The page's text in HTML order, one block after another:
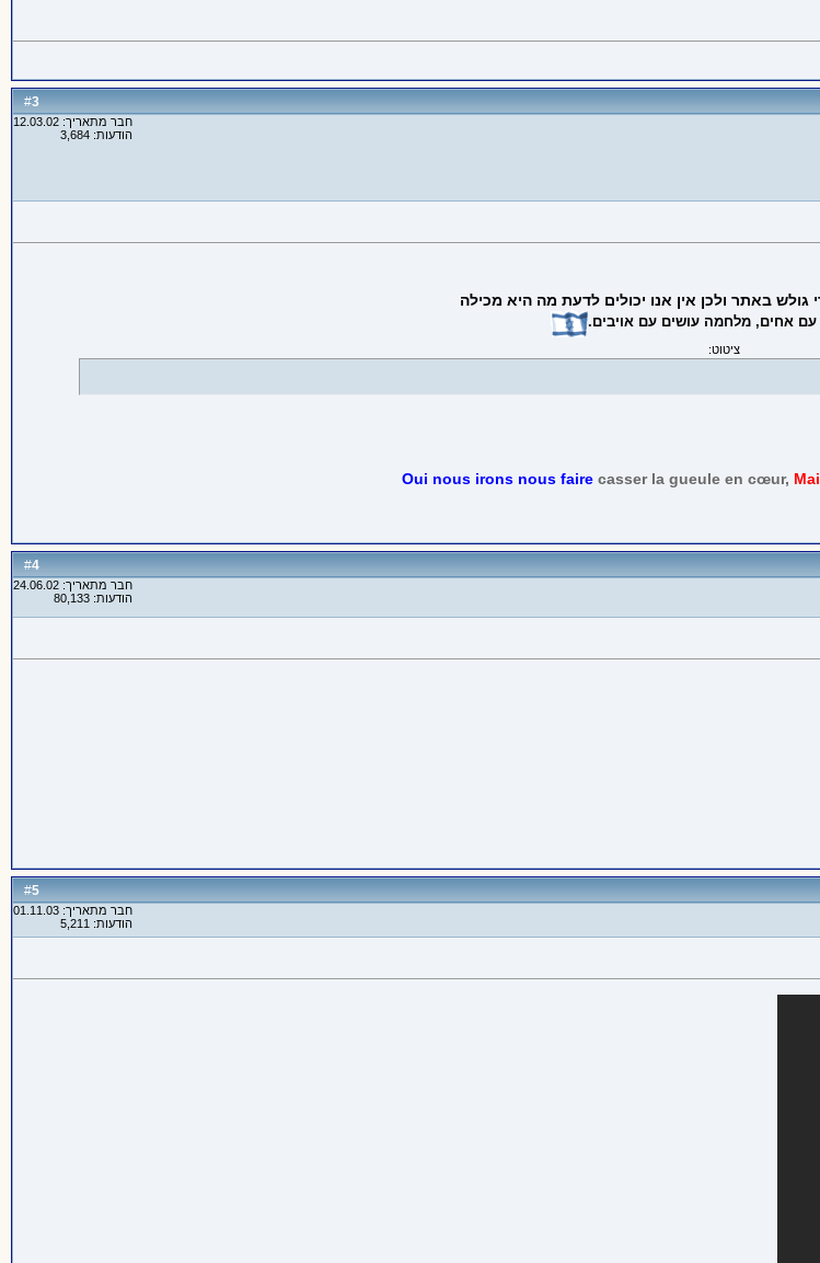
#
3
חבר מתאריך: 12.03.02
הודעות: 3,684
עם אחים, מלחמה עושים עם אויבים.
ציטוט:
Oui nous irons nous faire casser la gueule en cœur,
#
4
חבר מתאריך: 24.06.02
הודעות: 80,133
#
5
חבר מתאריך: 01.11.03
הודעות: 5,211